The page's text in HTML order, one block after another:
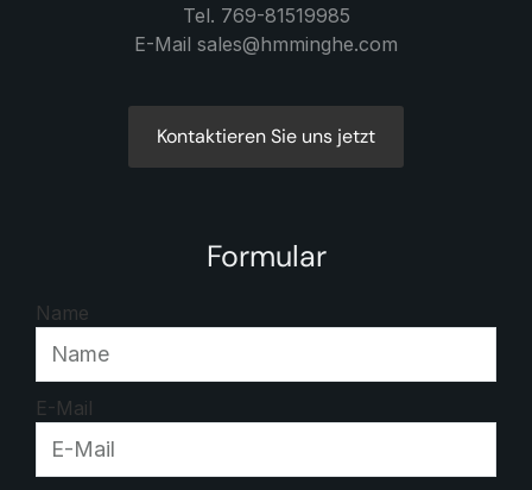
Tel. 769-81519985
E-Mail sales@hmminghe.com
Kontaktieren Sie uns jetzt
Formular
Name
E-Mail